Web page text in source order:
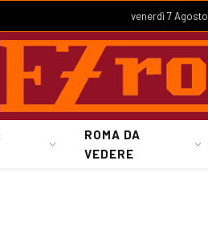
venerdì 7 Agosto
ROMA DA
VEDERE